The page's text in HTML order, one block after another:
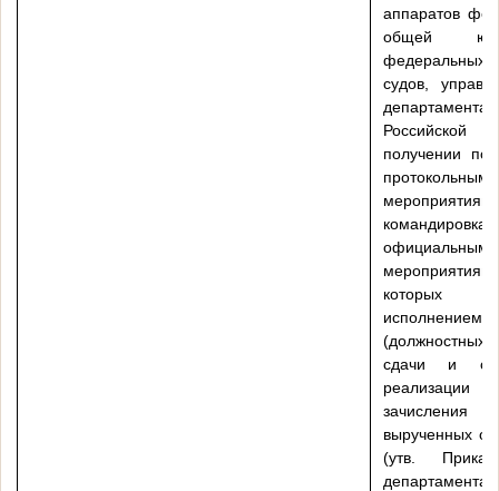
аппаратов
общей
судов,
получении
протокольными
официальными
которых
исполнением
сдачи и
вырученных
(утв.